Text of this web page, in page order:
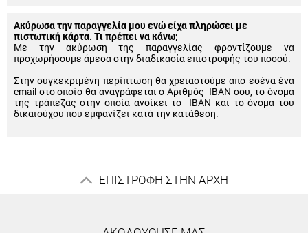
Ακύρωσα την παραγγελία μου ενώ είχα πληρώσει με
πιστωτική κάρτα. Τι πρέπει να κάνω;
Με την ακύρωση της παραγγελίας φροντίζουμε να
προχωρήσουμε άμεσα στην διαδικασία επιστροφής του ποσού.
Στην συγκεκριμένη περίπτωση θα χρειαστούμε απο εσένα ένα
email στο οποίο θα αναγράφεται ο Αριθμός IBAN σου, το όνομα
της τράπεζας στην οποία ανοίκει το IBAN και το όνομα του
δικαιούχου που εμφανίζει κατά την κατάθεση.
ΕΠΙΣΤΡΟΦΗ ΣΤΗΝ ΑΡΧΗ